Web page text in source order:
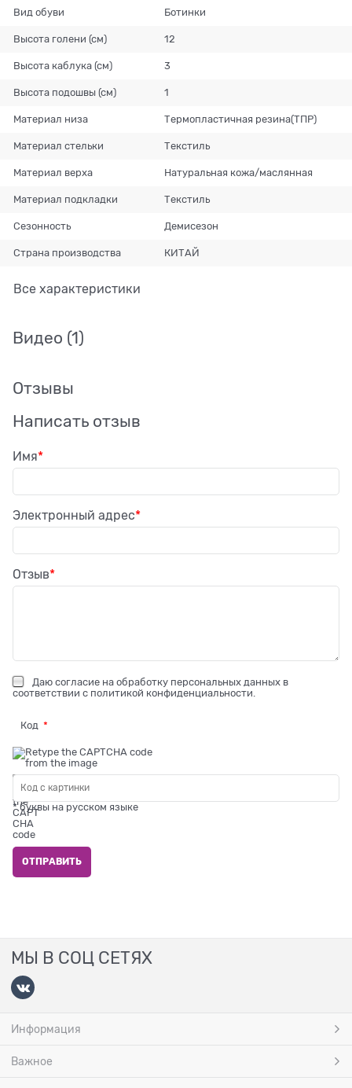
Вид обуви Ботинки
Высота голени (см) 12
Высота каблука (см) 3
Высота подошвы (см) 1
Материал низа Термопластичная резина(ТПР)
Материал стельки Текстиль
Материал верха Натуральная кожа/маслянная
Материал подкладки Текстиль
Сезонность Демисезон
Страна производства КИТАЙ
Все характеристики
Видео (1)
Отзывы
Написать отзыв
Имя
Электронный адрес
Отзыв
Даю согласие на обработку персональных данных в
соответствии с политикой конфиденциальности.
Код
* буквы на русском языке
МЫ В СОЦ СЕТЯХ
Информация
Важное